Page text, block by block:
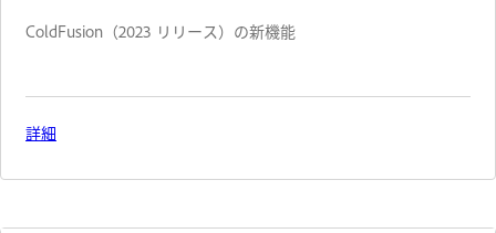
ColdFusion（2023 リリース）の新機能
詳細